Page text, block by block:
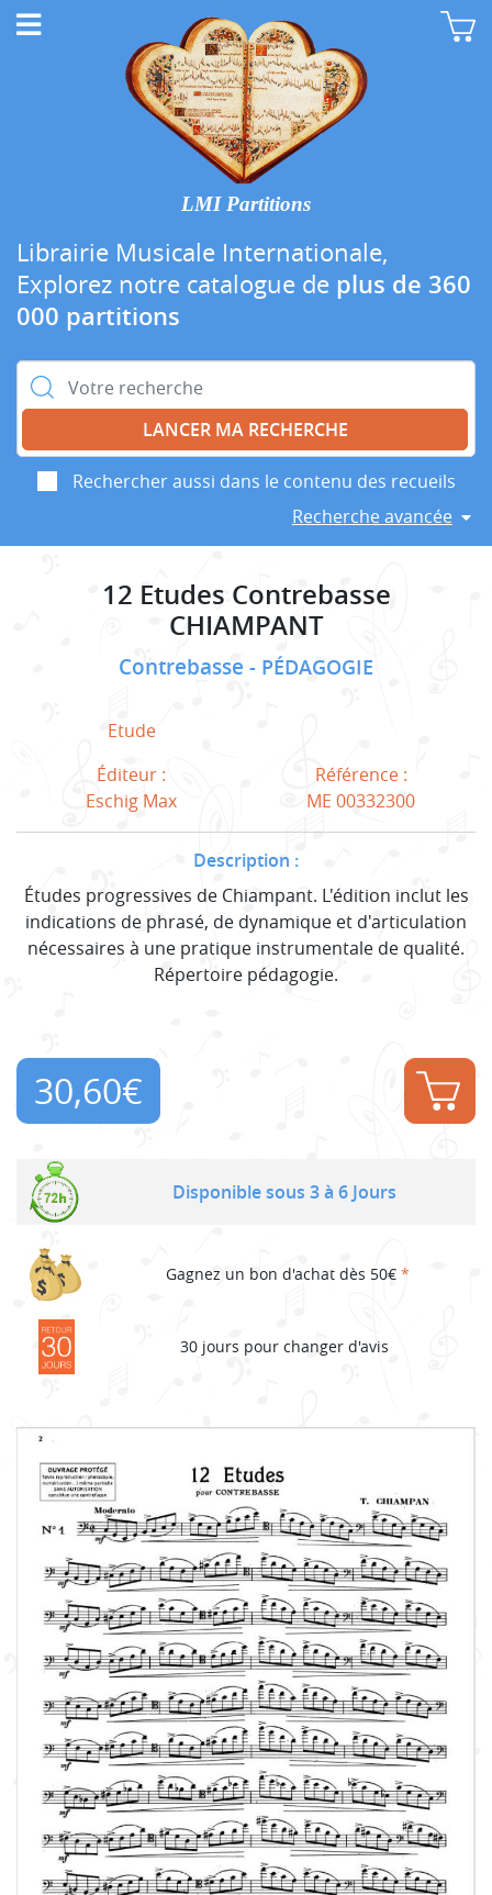
LMI Partitions
Librairie Musicale Internationale,
Explorez notre catalogue de plus de 360
000 partitions
Rechercher :
Rechercher aussi dans le contenu des recueils
Recherche avancée
12 Etudes Contrebasse
CHIAMPANT
Contrebasse PÉDAGOGIE
Etude
Éditeur :
Eschig Max
Référence :
ME 00332300
Description :
Études progressives de Chiampant. L'édition inclut les
indications de phrasé, de dynamique et d'articulation
nécessaires à une pratique instrumentale de qualité.
Répertoire pédagogie.
30,60€
Disponible sous 3 à 6 Jours
Gagnez un bon d'achat dès 50€ *
30 jours pour changer d'avis